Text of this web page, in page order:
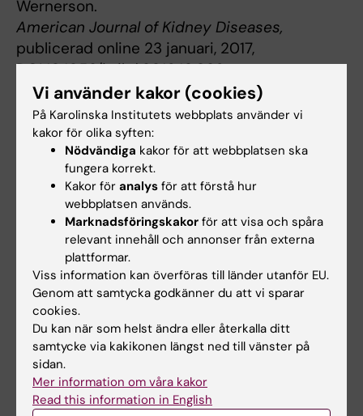
Wernerson.
American Journal of Kidney Diseases,
publicerad online 23 januari, 2017,
DOI:10.1053/j.ajkd.2016.10.036
Tags
Njurmedicin
Uppdaterad av:
Webb Admin 2017-02-08
Dela
Relaterade artiklar
Vi använder kakor (cookies)
På Karolinska Institutets webbplats använder vi
kakor för olika syften:
Nödvändiga kakor för att webbplatsen ska
fungera korrekt.
Kakor för analys för att förstå hur
webbplatsen används.
Marknadsföringskakor för att visa och spåra
relevant innehåll och annonser från externa
plattformar.
Viss information kan överföras till länder utanför EU.
Genom att samtycka godkänner du att vi sparar
cookies.
Du kan när som helst ändra eller återkalla ditt
samtycke via kakikonen längst ned till vänster på
sidan.
Mer information om våra kakor
Read this information in English